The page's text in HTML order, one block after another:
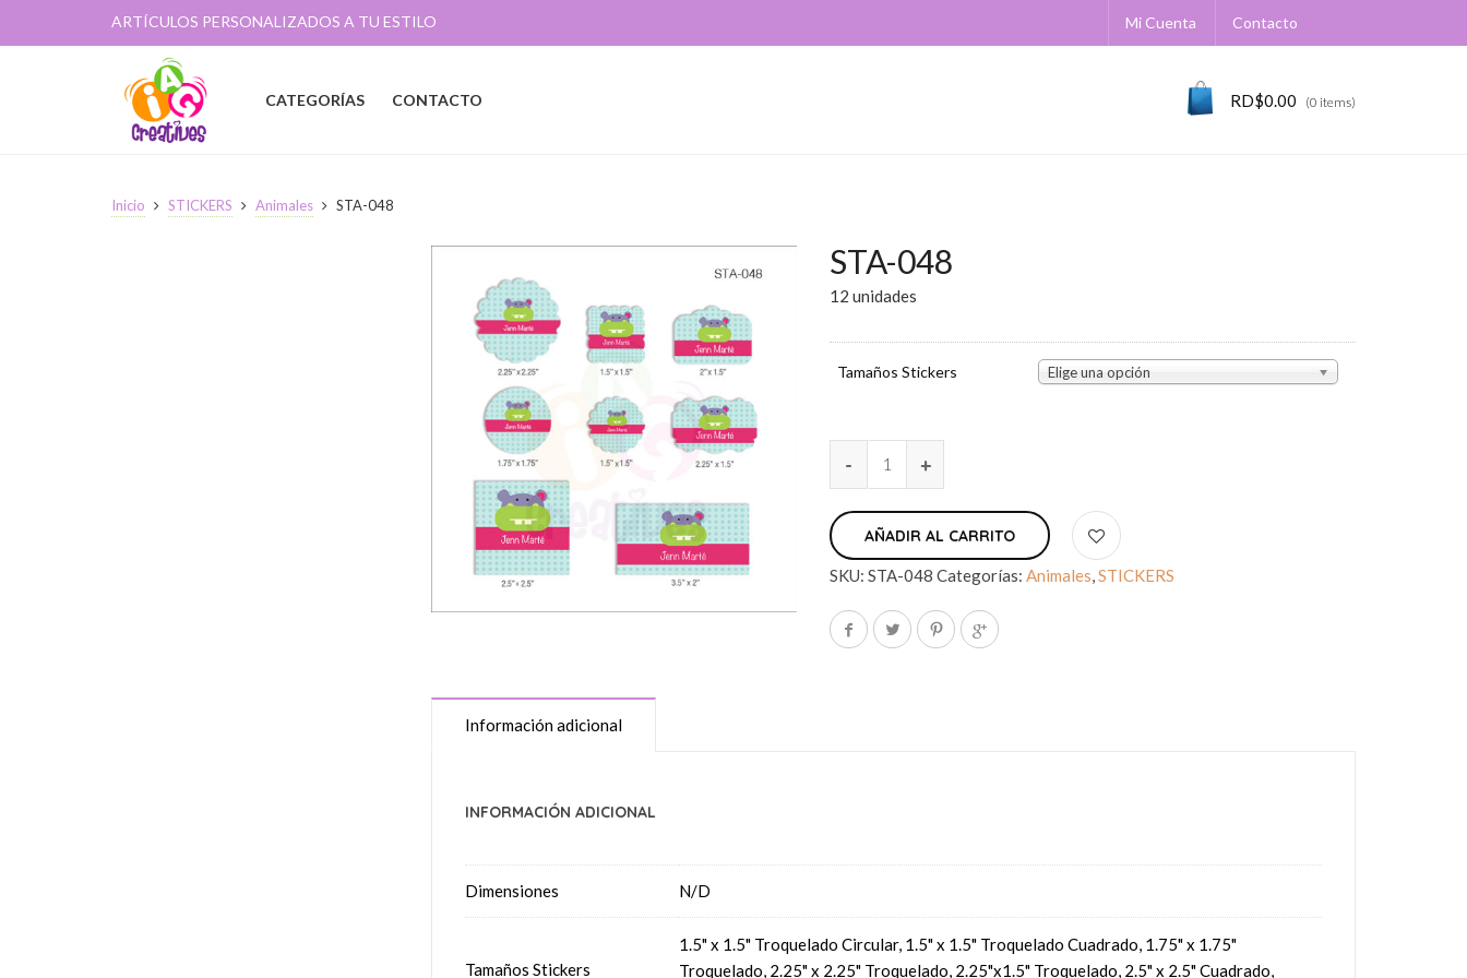
ARTÍCULOS PERSONALIZADOS A TU ESTILO Mi Cuenta Contacto
RD$0.00 (0 items)
CATEGORÍAS CONTACTO
Inicio STICKERS Animales STA-048
STA-048
12 unidades
Tamaños Stickers Elige una opción
AÑADIR AL CARRITO
SKU:STA-048 Categorías:Animales,STICKERS
Información adicional
INFORMACIÓN ADICIONAL
Dimensiones N/D
Tamaños Stickers
1.5" x 1.5" Troquelado Circular, 1.5" x 1.5" Troquelado Cuadrado, 1.75" x 1.75"
Troquelado, 2.25" x 2.25" Troquelado, 2.25"x1.5" Troquelado, 2.5" x 2.5" Cuadrado,